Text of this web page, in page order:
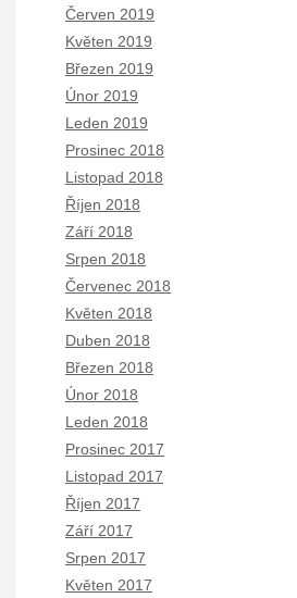
Červen 2019
Květen 2019
Březen 2019
Únor 2019
Leden 2019
Prosinec 2018
Listopad 2018
Říjen 2018
Září 2018
Srpen 2018
Červenec 2018
Květen 2018
Duben 2018
Březen 2018
Únor 2018
Leden 2018
Prosinec 2017
Listopad 2017
Říjen 2017
Září 2017
Srpen 2017
Květen 2017